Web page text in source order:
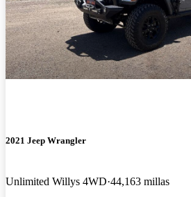
2021 Jeep Wrangler
Unlimited Willys 4WD 44,163 millas